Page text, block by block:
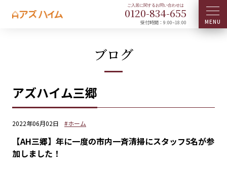
0120-834-655
受付時間：9:00~18:00
ブログ
アズハイム三郷
2022年06月02日 #ホーム
【AH三郷】年に一度の市内一斉清掃にスタッフ5名が参
加しました！